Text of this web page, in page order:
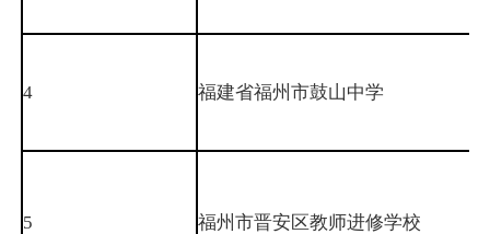
4 福建省福州市鼓山中学
5 福州市晋安区教师进修学校